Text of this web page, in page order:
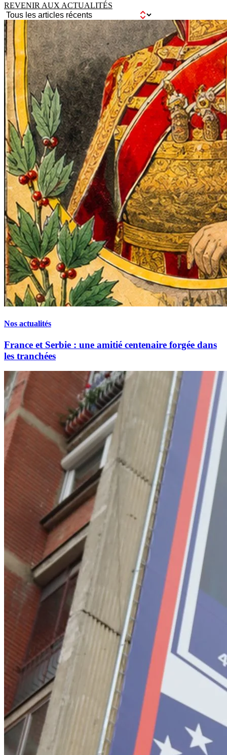
REVENIR AUX ACTUALITÉS
Nos actualités
France et Serbie : une amitié centenaire forgée dans
les tranchées